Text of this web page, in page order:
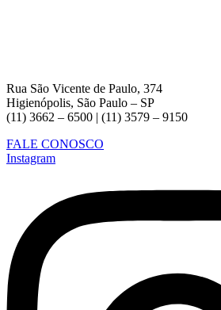
Rua São Vicente de Paulo, 374
Higienópolis, São Paulo – SP
(11) 3662 – 6500 | (11) 3579 – 9150
FALE CONOSCO
Instagram